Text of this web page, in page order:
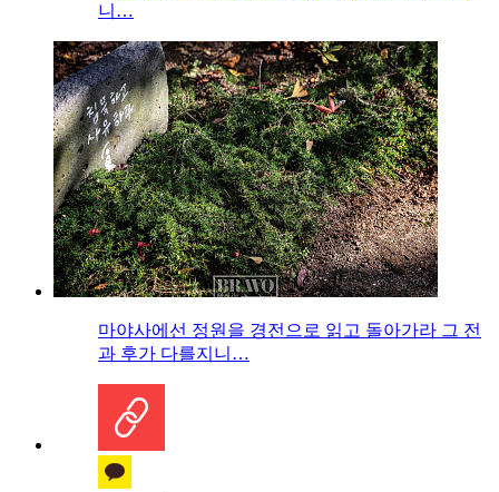
니…
마야사에선 정원을 경전으로 읽고 돌아가라 그 전
과 후가 다를지니…